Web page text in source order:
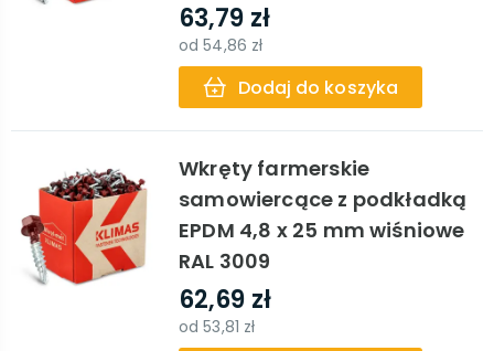
63,79 zł
od54,86 zł
Dodaj do koszyka
Wkręty farmerskie
samowiercące z podkładką
EPDM 4,8 x 25 mm wiśniowe
RAL 3009
62,69 zł
od53,81 zł